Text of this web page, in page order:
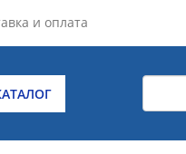
и оплата